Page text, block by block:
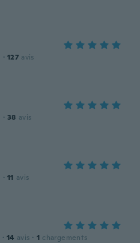
· 127 avis
· 38 avis
· 11 avis
· 14 avis · 1 chargements